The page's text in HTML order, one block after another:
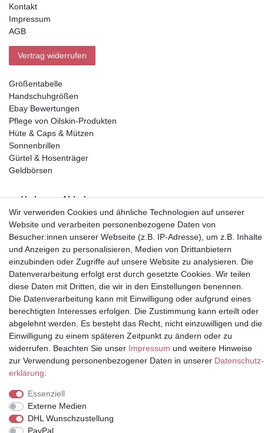
Kontakt
Impressum
AGB
Vertrag widerrufen
Größentabelle
Handschuhgrößen
Ebay Bewertungen
Pflege von Oilskin-Produkten
Hüte & Caps & Mützen
Sonnenbrillen
Gürtel & Hosenträger
Geldbörsen
Vorkasse, Abholung
Partner
* Alle Preise inkl.
Mehrwertsteuer und zuzüglich
Versand | **ehemaliger
© Copyright 2026 | Alle Rechte vorbehalten.
Wir verwenden Cookies und ähnliche Technologien auf unserer
Website und verarbeiten personenbezogene Daten von
Besucher:innen unserer Webseite (z.B. IP-Adresse), um z.B. Inhalte
und Anzeigen zu personalisieren, Medien von Drittanbietern
einzubinden oder Zugriffe auf unsere Website zu analysieren. Die
Datenverarbeitung erfolgt erst durch gesetzte Cookies. Wir teilen
diese Daten mit Dritten, die wir in den Einstellungen benennen.
Die Datenverarbeitung kann mit Einwilligung oder aufgrund eines
berechtigten Interesses erfolgen. Die Zustimmung kann erteilt oder
abgelehnt werden. Es besteht das Recht, nicht einzuwilligen und die
Einwilligung zu einem späteren Zeitpunkt zu ändern oder zu
widerrufen. Beachten Sie unser Impressum und weitere Hinweise
zur Verwendung personenbezogener Daten in unserer Daten­schutz­
erklärung
Essenziell
Externe Medien
DHL Wunschzustellung
PayPal